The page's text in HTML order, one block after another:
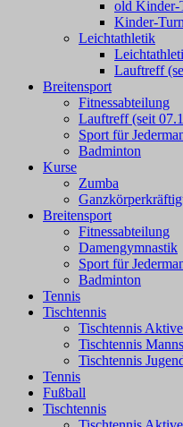
old Kinder-
Kinder-
Leichtathletik
Lauftreff
Breitensport
Fitnessabteilung
Lauftreff (seit
Sport für
Badminton
Kurse
Zumba
Breitensport
Fitnessabteilung
Damengymnastik
Sport für
Badminton
Tennis
Tischtennis
Tischtennis Aktive
Tischtennis
Tischtennis
Tennis
Fußball
Tischtennis